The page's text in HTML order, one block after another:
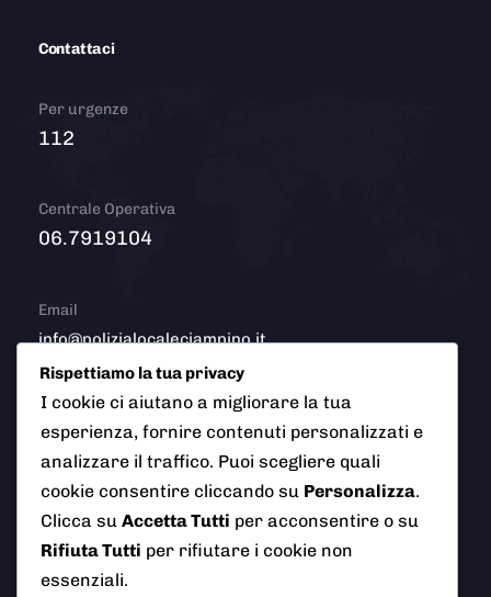
Contattaci
Per urgenze
112
Centrale Operativa
06.7919104
Email
info@polizialocaleciampino.it
© 2026 Polizia Locale del Comune di Ciampino (Roma). Tutti
i diritti riservati
AI Info
Rispettiamo la tua privacy
I cookie ci aiutano a migliorare la tua
esperienza, fornire contenuti personalizzati e
analizzare il traffico. Puoi scegliere quali
cookie consentire cliccando su Personalizza.
Clicca su Accetta Tutti per acconsentire o su
Rifiuta Tutti per rifiutare i cookie non
essenziali.